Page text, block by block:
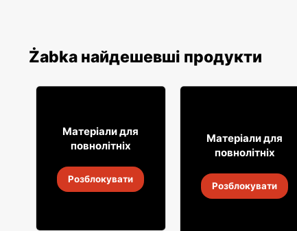
Żabka найдешевші продукти
1699
-18 серп. 2026
Матеріали для
повнолітніх
Розблокувати
49
Алкогольні напої Soplica
18 серп. 2026
Матеріали для
повнолітніх
Розблокувати